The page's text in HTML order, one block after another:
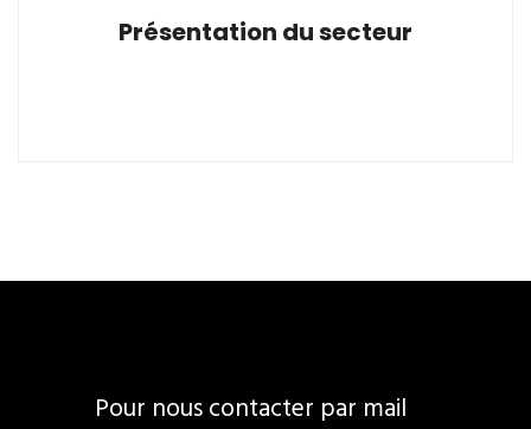
Présentation du secteur
Pour nous contacter par mail